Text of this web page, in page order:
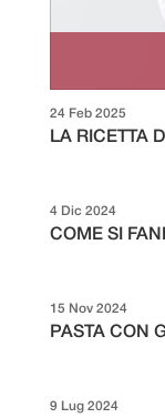
LA RICETTA
24 Feb 2025
COME SI
4 Dic 2024
PASTA CON
15 Nov 2024
9 Lug 2024